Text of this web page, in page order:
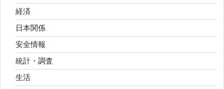
経済
日本関係
安全情報
統計・調査
生活